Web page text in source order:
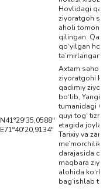
Hovlidagi qabr
ziyoratgoh
aholi
qilingan. Qabr
qo‘yilgan
ta’mirlangan.
N41°29'35,0588"
E71°40'20,9134"
Axtam sahoba
ziyoratgohi
qadimiy
bo‘lib,
tumanidagi
quyi tog‘
etagida
Tarixiy va
me’morchilik
darajasida
maqbara
alohida ko‘rk
bag‘ishlab